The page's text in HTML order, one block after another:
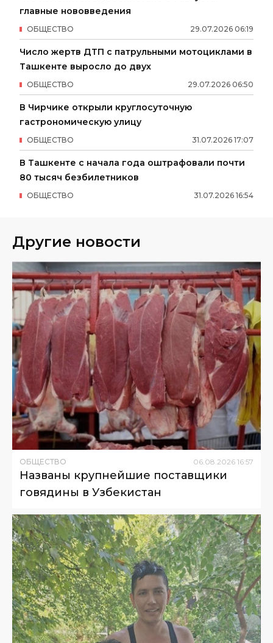
главные нововведения
29.07.2026 06:19
ОБЩЕСТВО
Число жертв ДТП с патрульными мотоциклами в
Ташкенте выросло до двух
29.07.2026 06:50
ОБЩЕСТВО
В Чирчике открыли круглосуточную
гастрономическую улицу
31.07.2026 17:07
ОБЩЕСТВО
В Ташкенте с начала года оштрафовали почти
80 тысяч безбилетников
31.07.2026 16:54
ОБЩЕСТВО
Другие новости
ОБЩЕСТВО 06 08 2026 16:57
Названы крупнейшие поставщики
говядины в Узбекистан